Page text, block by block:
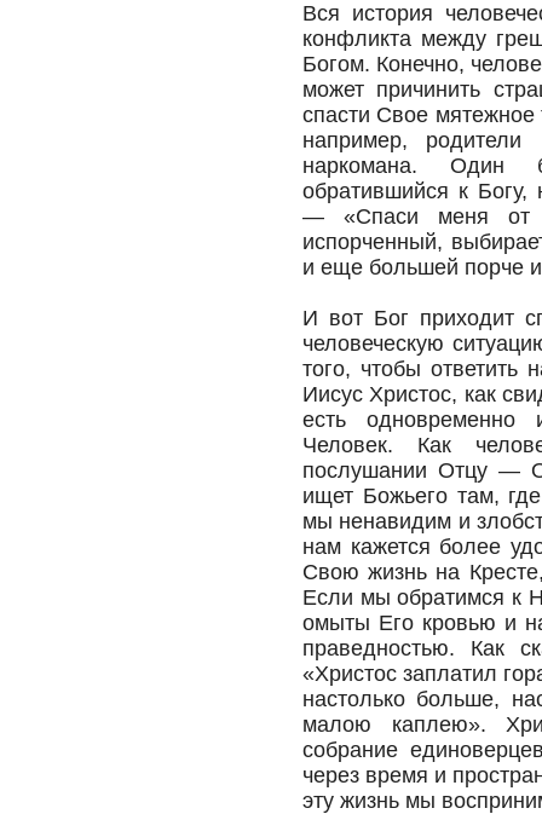
Вся история
конфликта между
Богом. Конечно,
может причинить
спасти Свое мятежное
например, родители
наркомана. Один
обратившийся к Богу,
— «Спаси меня от
испорченный,
и еще большей порче
И вот Бог приходит
человеческую
того, чтобы ответить
Иисус Христос, как
есть
Человек. Как
послушании Отцу —
ищет Божьего там,
мы ненавидим и
нам кажется более
Свою жизнь на
Если мы обратимся к
омыты Его кровью и
праведностью. Как
«Христос заплатил
настолько больше,
малою каплею».
собрание
через время и
эту жизнь мы